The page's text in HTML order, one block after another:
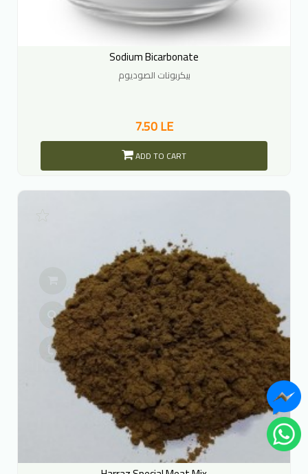
Sodium Bicarbonate
بيكربونات الصوديوم
7.50 LE
ADD TO CART